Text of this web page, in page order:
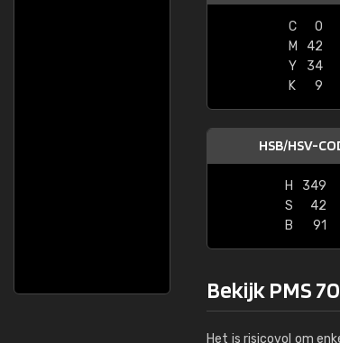
C
0
M
42
Y
34
K
9
HSB/HSV-
H
349
S
42
B
91
Bekijk PMS
Het is risicovol om